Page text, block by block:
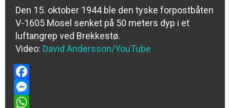
Den 15. oktober 1944 ble den tyske forpostbåten
V-1605 Mosel senket på 50 meters dyp i et
luftangrep ved Brekkestø.
Video: David Andersson/YouTube
Facebook
Messenger